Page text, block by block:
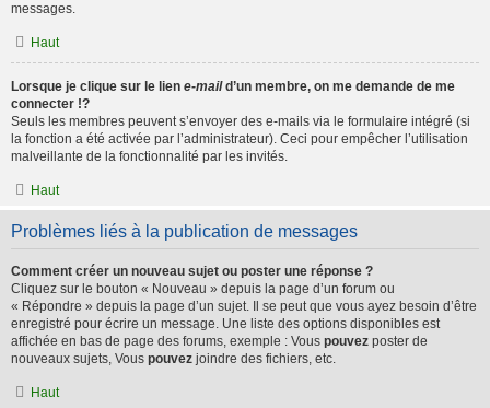
messages.
Haut
Lorsque je clique sur le lien e-maild’un membre, on me demande de me
connecter !?
Seuls les membres peuvent s’envoyer des e-mails via le formulaire intégré (si
la fonction a été activée par l’administrateur). Ceci pour empêcher l’utilisation
malveillante de la fonctionnalité par les invités.
Haut
Problèmes liés à la publication de messages
Comment créer un nouveau sujet ou poster une réponse ?
Cliquez sur le bouton « Nouveau » depuis la page d’un forum ou
« Répondre » depuis la page d’un sujet. Il se peut que vous ayez besoin d’être
enregistré pour écrire un message. Une liste des options disponibles est
affichée en bas de page des forums, exemple : Vous pouvez poster de
nouveaux sujets, Vous pouvez joindre des fichiers, etc.
Haut